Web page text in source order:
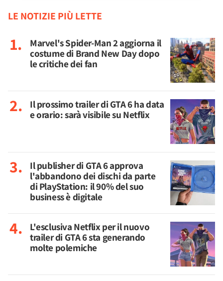
LE NOTIZIE PIÙ LETTE
Marvel's Spider-Man 2 aggiorna il
costume di Brand New Day dopo
le critiche dei fan
Il prossimo trailer di GTA 6 ha data
e orario: sarà visibile su Netflix
Il publisher di GTA 6 approva
l'abbandono dei dischi da parte
di PlayStation: il 90% del suo
business è digitale
L'esclusiva Netflix per il nuovo
trailer di GTA 6 sta generando
molte polemiche